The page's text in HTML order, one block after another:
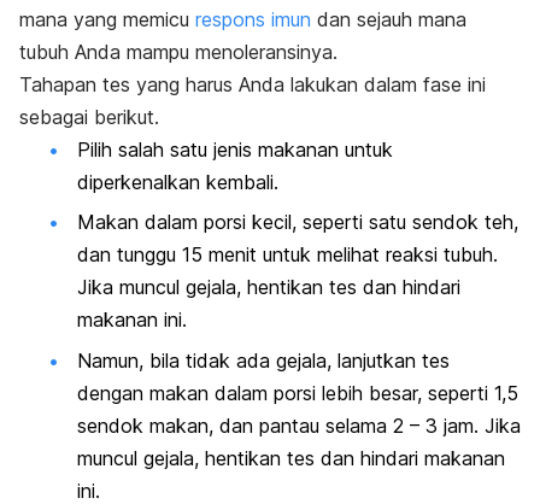
mana yang memicu respons imun dan sejauh mana
tubuh Anda mampu menoleransinya.
Tahapan tes yang harus Anda lakukan dalam fase ini
sebagai berikut.
Pilih salah satu jenis makanan untuk
diperkenalkan kembali.
Makan dalam porsi kecil, seperti satu sendok teh,
dan tunggu 15 menit untuk melihat reaksi tubuh.
Jika muncul gejala, hentikan tes dan hindari
makanan ini.
Namun, bila tidak ada gejala, lanjutkan tes
dengan makan dalam porsi lebih besar, seperti 1,5
sendok makan, dan pantau selama 2 – 3 jam. Jika
muncul gejala, hentikan tes dan hindari makanan
ini.